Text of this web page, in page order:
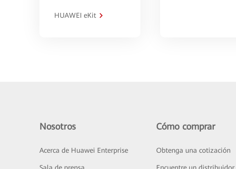
HUAWEI eKit
Nosotros
Acerca de Huawei Enterprise
Cómo comprar
Obtenga una cotización